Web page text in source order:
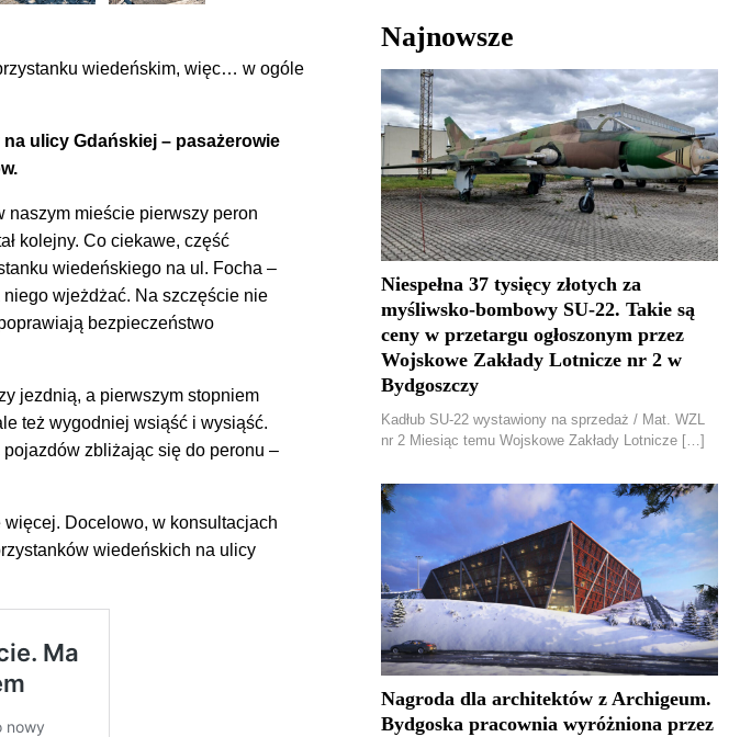
wiedeńskim, więc… w ogóle
ulicy Gdańskiej – pasażerowie
naszym mieście pierwszy peron
kolejny. Co ciekawe, część
wiedeńskiego na ul. Focha –
wjeżdżać. Na szczęście nie
bezpieczeństwo
jezdnią, a pierwszym stopniem
też wygodniej wsiąść i wysiąść.
zbliżając się do peronu –
Docelowo, w konsultacjach
wiedeńskich na ulicy
Najnowsze
Niespełna 37 tysięcy złotych za
myśliwsko-bombowy SU-22. Takie są
ceny w przetargu ogłoszonym przez
Wojskowe Zakłady Lotnicze nr 2 w
Bydgoszczy
Kadłub SU-22 wystawiony na sprzedaż / Mat. WZL
nr 2 Miesiąc temu Wojskowe Zakłady Lotnicze […]
Nagroda dla architektów z Archigeum.
Bydgoska pracownia wyróżniona przez